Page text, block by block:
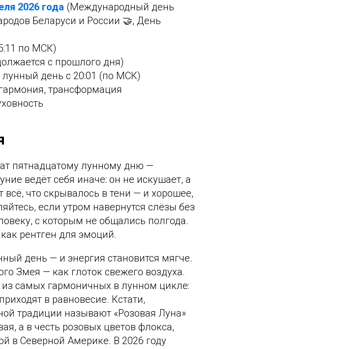
2026 года (Международный день
Беларуси и России 🤝, День
по МСК)
с прошлого дня)
день с 20:01 (по МСК)
трансформация
пятнадцатому лунному дню —
ведёт себя иначе: он не искушает, а
что скрывалось в тени — и хорошее,
если утром навернутся слёзы без
с которым не общались полгода.
рентген для эмоций.
день — и энергия становится мягче.
Змея — как глоток свежего воздуха.
самых гармоничных в лунном цикле:
в равновесие. Кстати,
традиции называют «Розовая Луна»
а в честь розовых цветов флокса,
в Северной Америке. В 2026 году